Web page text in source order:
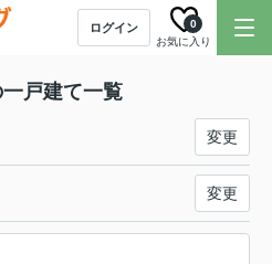
ログイン
お気に入り
0
戸建て一覧
変更
変更